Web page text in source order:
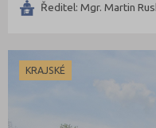
Žďár nad Sázavou (3)
Ředitel: Mgr. Martin
KRAJSKÉ